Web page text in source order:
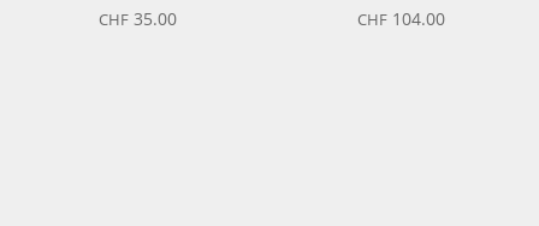
CHF 35.00 CHF 104.00